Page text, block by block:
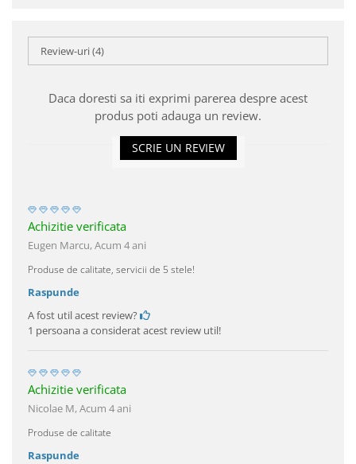
Review-uri(4)
Daca doresti sa iti exprimi parerea despre acest
produs poti adauga un review.
SCRIE UN REVIEW
Achizitie verificata
Eugen Marcu,Acum 4 ani
Produse de calitate, servicii de 5 stele!
Raspunde
A fost util acest review?
1 persoana a considerat acest review util!
Achizitie verificata
Nicolae M,Acum 4 ani
Produse de calitate
Raspunde